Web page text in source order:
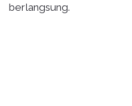
berlangsung.